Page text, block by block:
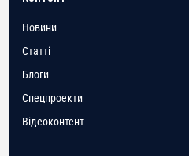
Новини
Статті
Блоги
Спецпроекти
Відеоконтент